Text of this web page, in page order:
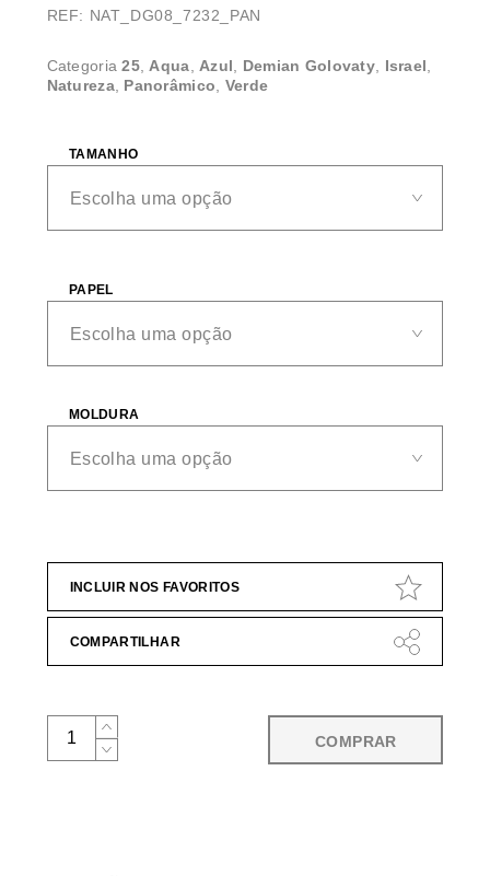
REF: NAT_DG08_7232_PAN
Categoria25,Aqua,Azul, Demian Golovaty, Israel,
Natureza, Panorâmico, Verde
TAMANHO
PAPEL
MOLDURA
INCLUIR NOS FAVORITOS
COMPARTILHAR
COMPRAR